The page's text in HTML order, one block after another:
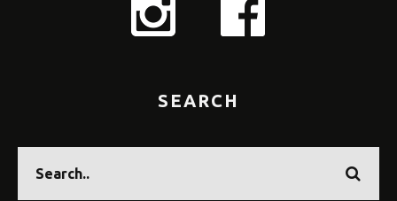
SEARCH